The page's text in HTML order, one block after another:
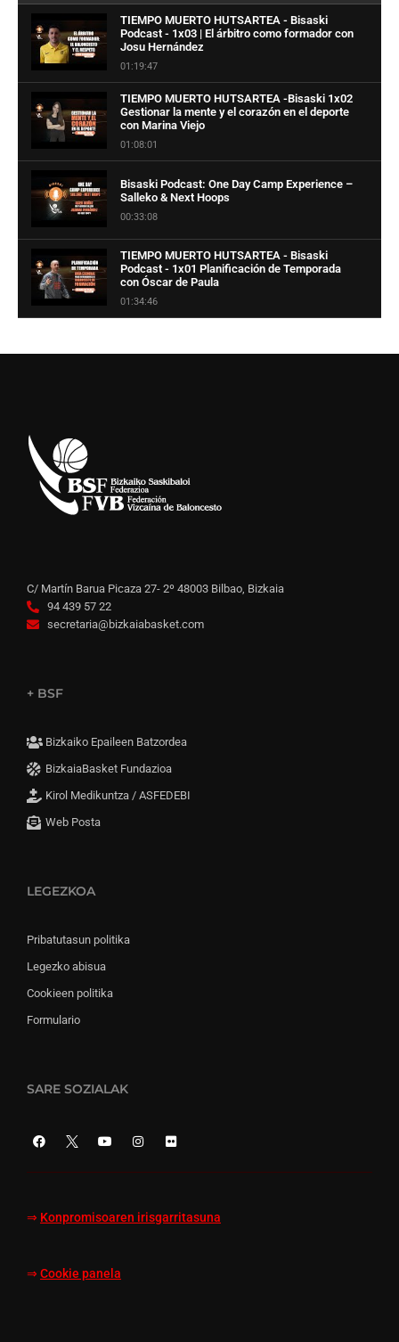
TIEMPO MUERTO HUTSARTEA - Bisaski
Podcast - 1x03 | El árbitro como formador con
Josu Hernández
01:19:47
TIEMPO MUERTO HUTSARTEA -Bisaski 1x02
Gestionar la mente y el corazón en el deporte
con Marina Viejo
01:08:01
Bisaski Podcast: One Day Camp Experience –
Salleko & Next Hoops
00:33:08
TIEMPO MUERTO HUTSARTEA - Bisaski
Podcast - 1x01 Planificación de Temporada
con Óscar de Paula
01:34:46
C/ Martín Barua Picaza 27- 2º 48003 Bilbao, Bizkaia
94 439 57 22
secretaria@bizkaiabasket.com
+ BSF
Bizkaiko Epaileen Batzordea
BizkaiaBasket Fundazioa
Kirol Medikuntza / ASFEDEBI
Web Posta
LEGEZKOA
Pribatutasun politika
Legezko abisua
Cookieen politika
Formulario
SARE SOZIALAK
⇒ Konpromisoaren irisgarritasuna
⇒ Cookie panela